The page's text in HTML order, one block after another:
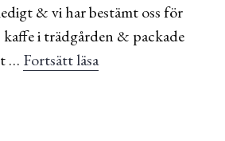
& vi har bestämt oss för
i trädgården & packade
… Fortsätt läsaStatus vid havskanten